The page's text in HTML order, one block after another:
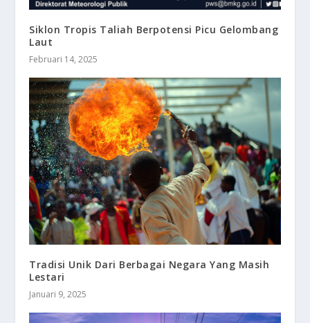
Siklon Tropis Taliah Berpotensi Picu Gelombang
Laut
Februari 14, 2025
Tradisi Unik Dari Berbagai Negara Yang Masih
Lestari
Januari 9, 2025